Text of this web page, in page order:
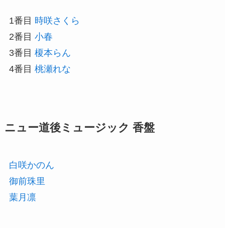
1番目 時咲さくら
2番目 小春
3番目 榎本らん
4番目 桃瀬れな
ニュー道後ミュージック 香盤
白咲かのん
御前珠里
葉月凛